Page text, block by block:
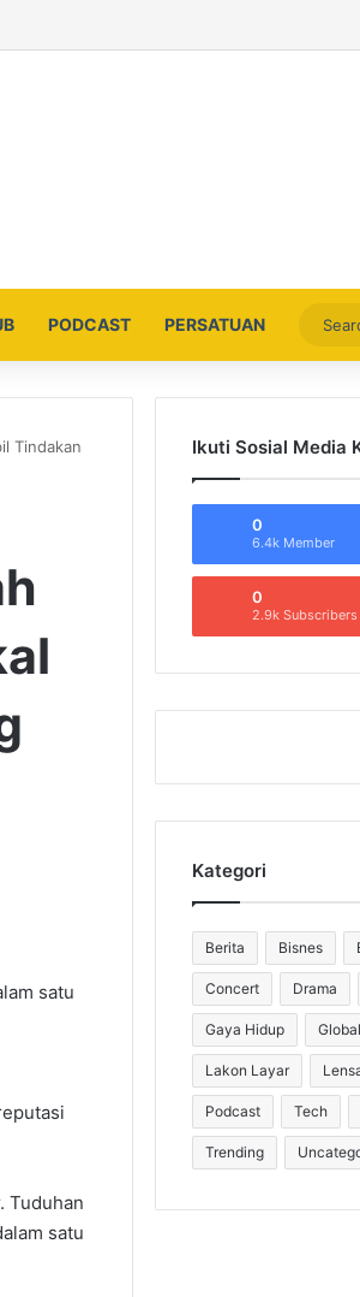
PODCAST PERSATUAN
Tindakan
satu
Tuduhan
satu
Ikuti Sosial Media
0
6.4k Member
0
2.9k Subscribers
Kategori
Berita Bisnes
Concert Drama
Gaya Hidup Global
Lakon Layar
Podcast Tech
Trending